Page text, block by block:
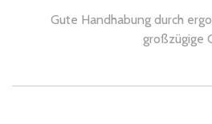
Gute Handhabung durch
großzügige